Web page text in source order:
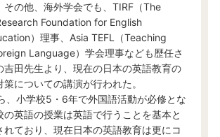
その他、海外学会でも、TIRF（The
Foundation for English
）理事、Asia TEFL（Teaching
Language）学会理事なども歴任さ
吉田先生より、現在の日本の英語教育の
についての講演が行われた。
、小学校5・6年で外国語活動が必修とな
の英語の授業は英語で行うことを基本と
れており、現在日本の英語教育は更にコ